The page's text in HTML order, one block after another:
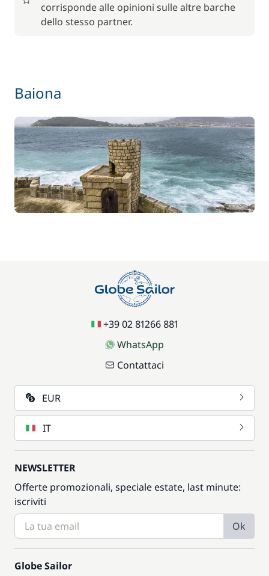
corrisponde alle opinioni sulle altre barche
dello stesso partner.
Baiona
+39 02 81266 881
WhatsApp
Contattaci
EUR
IT
NEWSLETTER
Offerte promozionali, speciale estate, last minute:
iscriviti
Ok
Globe Sailor